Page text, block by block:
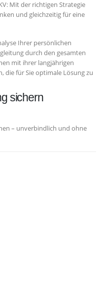
Mit der richtigen Strategie
und gleichzeitig für eine
Ihrer persönlichen
durch den gesamten
mit ihrer langjährigen
die für Sie optimale Lösung zu
sichern
– unverbindlich und ohne